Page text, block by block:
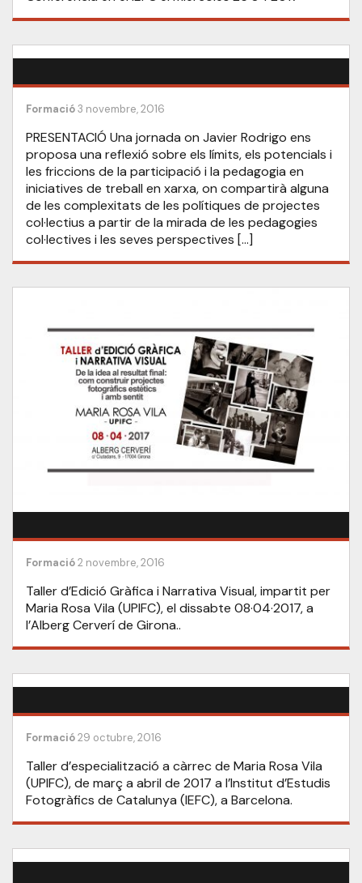
Formació3 novembre, 2016
PRESENTACIÓ Una jornada on Javier Rodrigo ens
proposa una reflexió sobre els límits, els potencials i
les friccions de la participació i la pedagogia en
iniciatives de treball en xarxa, on compartirà alguna
de les complexitats de les polítiques de projectes
col·lectius a partir de la mirada de les pedagogies
col·lectives i les seves perspectives […]
Formació2 novembre, 2016
Taller d’Edició Gràfica i Narrativa Visual, impartit per
Maria Rosa Vila (UPIFC), el dissabte 08·04·2017, a
l’Alberg Cerverí de Girona..
Formació29 octubre, 2016
Taller d’especialització a càrrec de Maria Rosa Vila
(UPIFC), de març a abril de 2017 a l’Institut d’Estudis
Fotogràfics de Catalunya (IEFC), a Barcelona.